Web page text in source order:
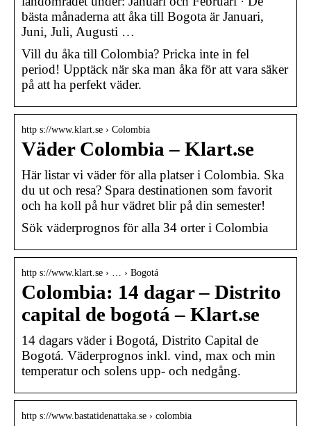
bästa månaderna att åka till Bogota är Januari,
Juni, Juli, Augusti …
Vill du åka till Colombia? Pricka inte in fel
period! Upptäck när ska man åka för att vara säker
på att ha perfekt väder.
http s://www.klart.se › Colombia
Väder Colombia – Klart.se
Här listar vi väder för alla platser i Colombia. Ska
du ut och resa? Spara destinationen som favorit
och ha koll på hur vädret blir på din semester!
Sök väderprognos för alla 34 orter i Colombia
http s://www.klart.se › … › Bogotá
Colombia: 14 dagar – Distrito
capital de bogotá – Klart.se
14 dagars väder i Bogotá, Distrito Capital de
Bogotá. Väderprognos inkl. vind, max och min
temperatur och solens upp- och nedgång.
http s://www.bastatidenattaka.se › colombia